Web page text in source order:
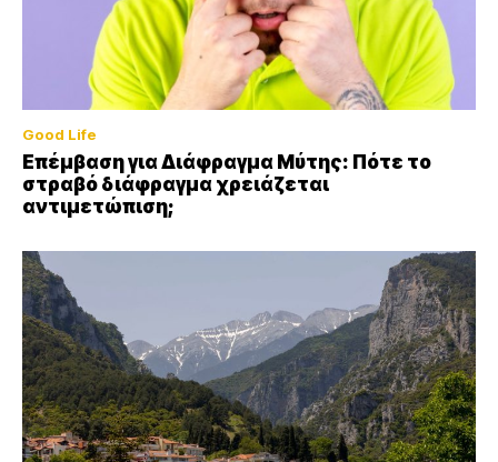
Good Life
Επέμβαση για Διάφραγμα Μύτης: Πότε το
στραβό διάφραγμα χρειάζεται
αντιμετώπιση;